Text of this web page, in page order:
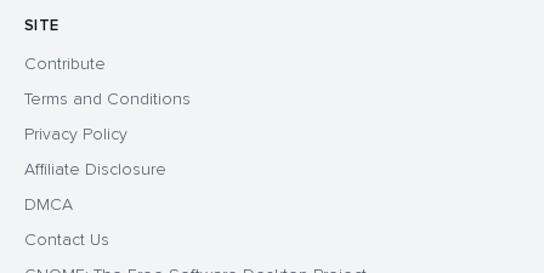
SITE
Contribute
Terms and Conditions
Privacy Policy
Affiliate Disclosure
DMCA
Contact Us